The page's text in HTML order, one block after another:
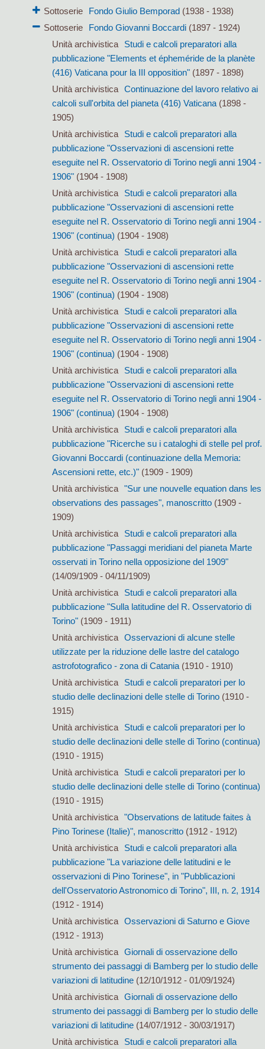
Sottoserie
Fondo Giulio Bemporad (1938 - 1938)
Sottoserie
Fondo Giovanni Boccardi (1897 - 1924)
Unità archivistica
Studi e calcoli preparatori alla
pubblicazione "Elements et épheméride de la planète
(416) Vaticana pour la III opposition"(1897 - 1898)
Unità archivistica
Continuazione del lavoro relativo ai
calcoli sull'orbita del pianeta (416) Vaticana(1898 -
1905)
Unità archivistica
Studi e calcoli preparatori alla
pubblicazione "Osservazioni di ascensioni rette
eseguite nel R. Osservatorio di Torino negli anni 1904 -
1906"(1904 - 1908)
Unità archivistica
Studi e calcoli preparatori alla
pubblicazione "Osservazioni di ascensioni rette
eseguite nel R. Osservatorio di Torino negli anni 1904 -
1906" (continua) (1904 - 1908)
Unità archivistica
Studi e calcoli preparatori alla
pubblicazione "Osservazioni di ascensioni rette
eseguite nel R. Osservatorio di Torino negli anni 1904 -
1906" (continua) (1904 - 1908)
Unità archivistica
Studi e calcoli preparatori alla
pubblicazione "Osservazioni di ascensioni rette
eseguite nel R. Osservatorio di Torino negli anni 1904 -
1906" (continua) (1904 - 1908)
Unità archivistica
Studi e calcoli preparatori alla
pubblicazione "Osservazioni di ascensioni rette
eseguite nel R. Osservatorio di Torino negli anni 1904 -
1906" (continua) (1904 - 1908)
Unità archivistica
Studi e calcoli preparatori alla
pubblicazione "Ricerche su i cataloghi di stelle pel prof.
Giovanni Boccardi (continuazione della Memoria:
Ascensioni rette, etc.)"(1909 - 1909)
Unità archivistica
"Sur une nouvelle equation dans les
observations des passages", manoscritto(1909 -
1909)
Unità archivistica
Studi e calcoli preparatori alla
pubblicazione "Passaggi meridiani del pianeta Marte
osservati in Torino nella opposizione del 1909"
(14/09/1909 - 04/11/1909)
Unità archivistica
Studi e calcoli preparatori alla
pubblicazione "Sulla latitudine del R. Osservatorio di
Torino"(1909 - 1911)
Unità archivistica
Osservazioni di alcune stelle
utilizzate per la riduzione delle lastre del catalogo
astrofotografico - zona di Catania(1910 - 1910)
Unità archivistica
Studi e calcoli preparatori per lo
studio delle declinazioni delle stelle di Torino(1910 -
1915)
Unità archivistica
Studi e calcoli preparatori per lo
studio delle declinazioni delle stelle di Torino (continua)
(1910 - 1915)
Unità archivistica
Studi e calcoli preparatori per lo
studio delle declinazioni delle stelle di Torino (continua)
(1910 - 1915)
Unità archivistica
"Observations de latitude faites à
Pino Torinese (Italie)", manoscritto(1912 - 1912)
Unità archivistica
Studi e calcoli preparatori alla
pubblicazione "La variazione delle latitudini e le
osservazioni di Pino Torinese", in "Pubblicazioni
dell'Osservatorio Astronomico di Torino", III, n. 2, 1914
(1912 - 1914)
Unità archivistica
Osservazioni di Saturno e Giove
(1912 - 1913)
Unità archivistica
Giornali di osservazione dello
strumento dei passaggi di Bamberg per lo studio delle
variazioni di latitudine(12/10/1912 - 01/09/1924)
Unità archivistica
Giornali di osservazione dello
strumento dei passaggi di Bamberg per lo studio delle
variazioni di latitudine(14/07/1912 - 30/03/1917)
Unità archivistica
Studi e calcoli preparatori alla